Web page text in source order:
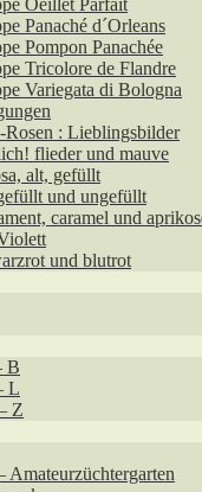
Oeillet Parfait
Panaché d´Orleans
Pompon Panachée
Tricolore de Flandre
Variegata di Bologna
Rosen : Lieblingsbilder
flieder und mauve
alt, gefüllt
und ungefüllt
caramel und
und blutrot
B
L
Z
Amateurzüchtergarten